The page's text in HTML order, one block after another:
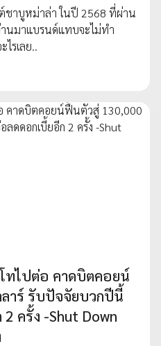
ชาบูหม่าล่า ในปี 2568 ที่ผ่าน
นมาแบรนด์แทบจะไม่ทำ
รเลย..
ทไปต่อ คาดบิตคอยน์
าร์ รับปัจจัยบวกปีนี้
ครั้ง -Shut Down